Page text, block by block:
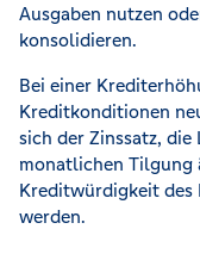
Ausgaben nutzen
konsolidieren.
Bei einer
Kreditkonditionen
sich der Zinssatz,
monatlichen Tilgung
Kreditwürdigkeit
werden.